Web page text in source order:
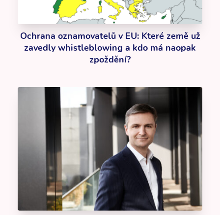
Ochrana oznamovatelů v EU: Které země už
zavedly whistleblowing a kdo má naopak
zpoždění?